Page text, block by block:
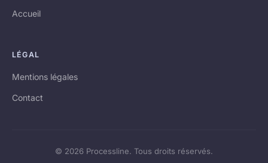
Accueil
LÉGAL
Mentions légales
Contact
© 2026 Processline. Tous droits réservés.